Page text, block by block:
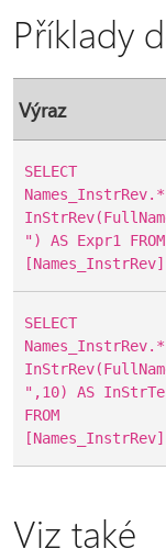
Příklady
Výraz
SELECT
") AS Expr1 FROM
SELECT
",10) AS
FROM
Viz také